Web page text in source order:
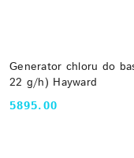
Generator chloru do
22 g/h) Hayward
Cena:
5895.00